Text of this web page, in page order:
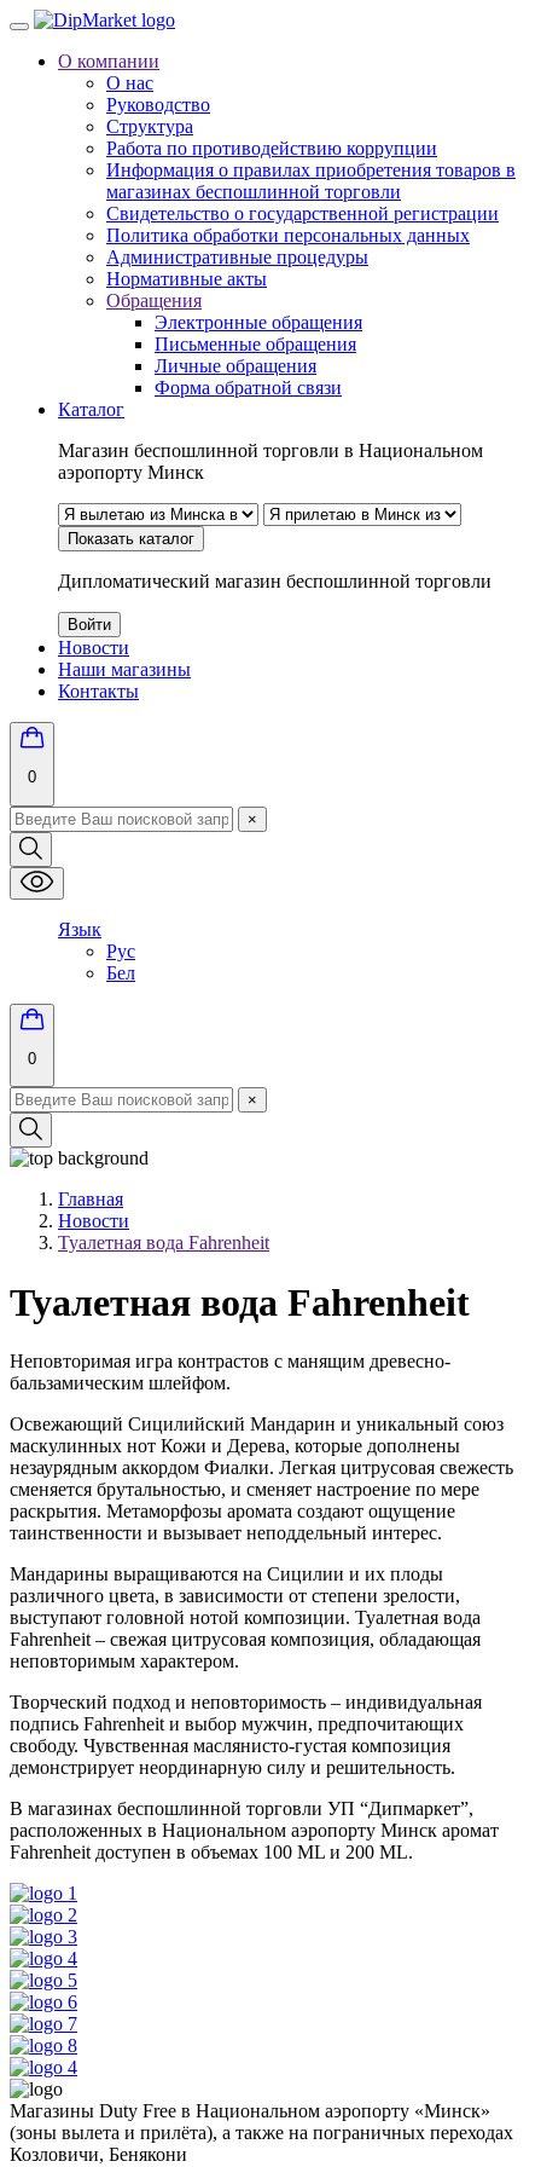
О компании
О нас
Руководство
Структура
Работа по противодействию коррупции
Информация о правилах приобретения товаров в
магазинах беспошлинной торговли
Свидетельство о государственной регистрации
Политика обработки персональных данных
Административные процедуры
Нормативные акты
Обращения
Электронные обращения
Письменные обращения
Личные обращения
Форма обратной связи
Каталог
Магазин беспошлинной торговли в Национальном
аэропорту Минск
Показать каталог
Дипломатический магазин беспошлинной торговли
Войти
Новости
Наши магазины
Контакты
0
×
Язык
Рус
Бел
0
×
Главная
Новости
Туалетная вода Fahrenheit
Туалетная вода Fahrenheit
Неповторимая игра контрастов с манящим древесно-
бальзамическим шлейфом.
Освежающий Сицилийский Мандарин и уникальный союз
маскулинных нот Кожи и Дерева, которые дополнены
незаурядным аккордом Фиалки. Легкая цитрусовая свежесть
сменяется брутальностью, и сменяет настроение по мере
раскрытия. Метаморфозы аромата создают ощущение
таинственности и вызывает неподдельный интерес.
Мандарины выращиваются на Сицилии и их плоды
различного цвета, в зависимости от степени зрелости,
выступают головной нотой композиции. Туалетная вода
Fahrenheit – свежая цитрусовая композиция, обладающая
неповторимым характером.
Творческий подход и неповторимость – индивидуальная
подпись Fahrenheit и выбор мужчин, предпочитающих
свободу. Чувственная маслянисто-густая композиция
демонстрирует неординарную силу и решительность.
В магазинах беспошлинной торговли УП “Дипмаркет”,
расположенных в Национальном аэропорту Минск аромат
Fahrenheit доступен в объемах 100 ML и 200 ML.
Магазины Duty Free в Национальном аэропорту «Минск»
(зоны вылета и прилёта), а также на пограничных переходах
Козловичи, Бенякони